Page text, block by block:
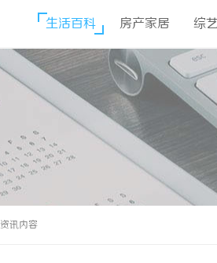
生活百科 房产家居 综
资讯内容